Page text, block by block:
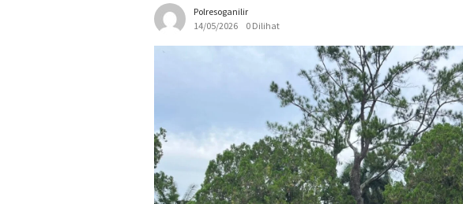
Polresoganilir
14/05/2026
0 Dilihat